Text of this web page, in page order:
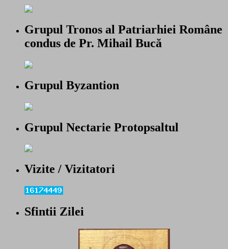
Grupul Tronos al Patriarhiei Române
condus de Pr. Mihail Bucă
Grupul Byzantion
Grupul Nectarie Protopsaltul
Vizite / Vizitatori
Sfintii Zilei